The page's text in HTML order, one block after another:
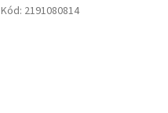
Kód: 2191080814